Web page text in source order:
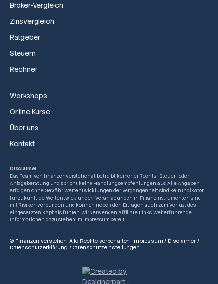
Broker-Vergleich
Zinsvergleich
Ratgeber
Steuern
Rechner
Workshops
Online Kurse
Über uns
Kontakt
Disclaimer
Das Team von finanzenverstehen.at betreibt keinerlei Rechts-, Steuer- oder
Anlageberatung und spricht keine Handlungsempfehlungen aus. Alle Angaben
erfolgen ohne Gewähr. Wertentwicklungen der Vergangenheit sind kein Indikator
für zukünftige Wertentwicklungen. Veranlagungen in Finanzinstrumenten sind
mit Risiken verbunden und können neben den Erträgen auch zum Verlust des
eingesetzten Kapitals führen. Wir verwenden Affiliate Links. Weiterführende
Informationen dazu stehen im Impressum bereit.
© Finanzen verstehen. Alle Rechte vorbehalten. Impressum / Disclaimer /
Datenschutzerklärung /Datenschutzeinstellungen